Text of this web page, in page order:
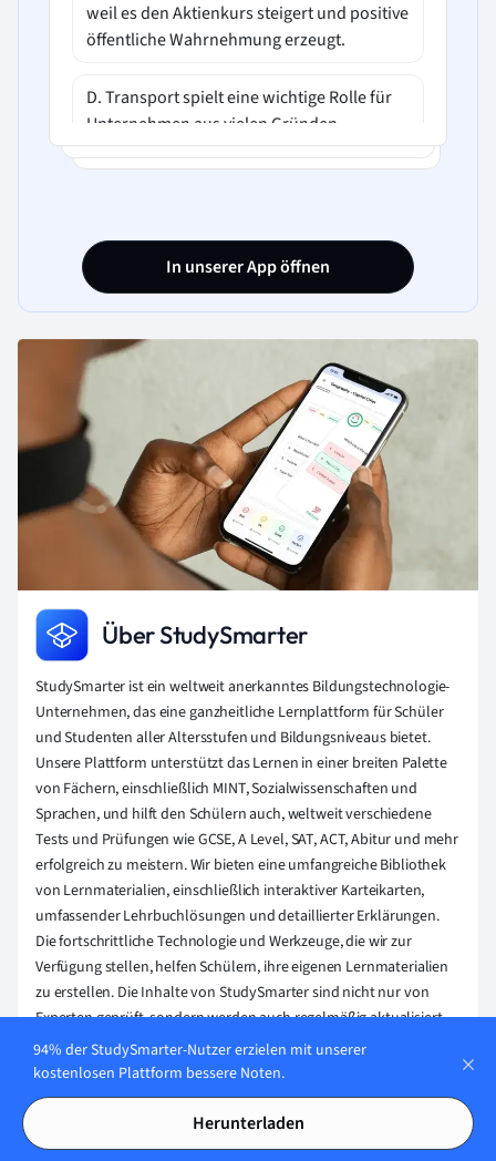
weil es den Aktienkurs steigert und positive
öffentliche Wahrnehmung erzeugt.
D. Transport spielt eine wichtige Rolle für
Unternehmen aus vielen Gründen,
einschließlich der Verbesserung der
Konkurrenzfähigkeit durch effiziente
Steigerung der Kundenzufriedenheit durch
schnelle und zuverlässige Lieferungen.
In unserer App öffnen
Über StudySmarter
StudySmarter ist ein weltweit anerkanntes Bildungstechnologie-
Unternehmen, das eine ganzheitliche Lernplattform für Schüler
und Studenten aller Altersstufen und Bildungsniveaus bietet.
Unsere Plattform unterstützt das Lernen in einer breiten Palette
von Fächern, einschließlich MINT, Sozialwissenschaften und
Sprachen, und hilft den Schülern auch, weltweit verschiedene
Tests und Prüfungen wie GCSE, A Level, SAT, ACT, Abitur und mehr
erfolgreich zu meistern. Wir bieten eine umfangreiche Bibliothek
von Lernmaterialien, einschließlich interaktiver Karteikarten,
umfassender Lehrbuchlösungen und detaillierter Erklärungen.
Die fortschrittliche Technologie und Werkzeuge, die wir zur
Verfügung stellen, helfen Schülern, ihre eigenen Lernmaterialien
zu erstellen. Die Inhalte von StudySmarter sind nicht nur von
Experten geprüft, sondern werden auch regelmäßig aktualisiert,
um Genauigkeit und Relevanz zu gewährleisten.
Erfahre mehr
94% der StudySmarter-Nutzer erzielen mit unserer
kostenlosen Plattform bessere Noten.
Herunterladen